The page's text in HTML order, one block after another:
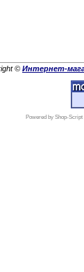
© Интернет-
Powered by Shop-